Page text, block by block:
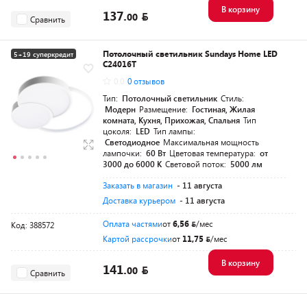
Сравнить 137.00
В корзину
5+19 суперкредит
Потолочный светильник Sundays Home LED
C24016T
0 отзывов
Тип: Потолочный светильник Стиль:
Модерн Размещение: Гостиная, Жилая
комната, Кухня, Прихожая, Спальня Тип
цоколя: LED Тип лампы:
Светодиодное Максимальная мощность
лампочки: 60 Вт Цветовая температура: от
3000 до 6000 K Световой поток: 5000 лм
Заказать в магазин - 11 августа
Доставка курьером - 11 августа
Код: 388572 Оплата частямиот6,56
/мес
Картой рассрочкиот 11,75 /мес
Сравнить 141.00
В корзину